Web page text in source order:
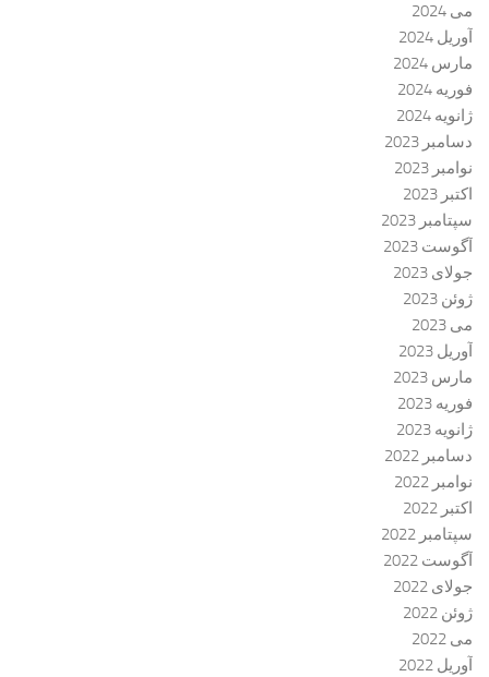
می 2024
آوریل 2024
مارس 2024
فوریه 2024
ژانویه 2024
دسامبر 2023
نوامبر 2023
اکتبر 2023
سپتامبر 2023
آگوست 2023
جولای 2023
ژوئن 2023
می 2023
آوریل 2023
مارس 2023
فوریه 2023
ژانویه 2023
دسامبر 2022
نوامبر 2022
اکتبر 2022
سپتامبر 2022
آگوست 2022
جولای 2022
ژوئن 2022
می 2022
آوریل 2022